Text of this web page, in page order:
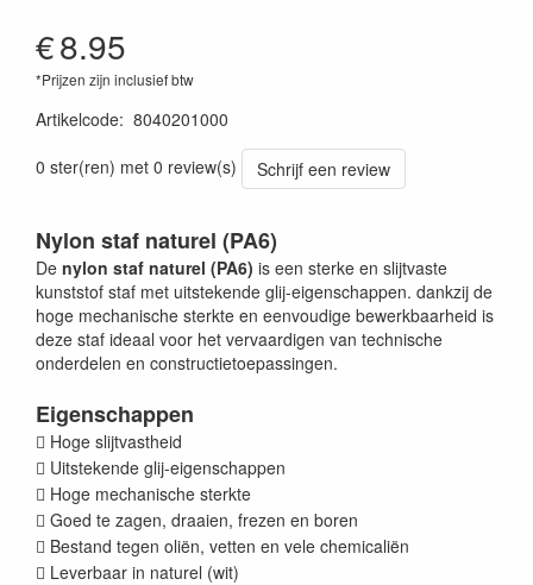
€8.95
*Prijzen zijn inclusief btw
Artikelcode: 8040201000
0 ster(ren) met 0 review(s)
Schrijf een review
Nylon staf naturel (PA6)
De nylon staf naturel (PA6) is een sterke en slijtvaste
kunststof staf met uitstekende glij-eigenschappen. dankzij de
hoge mechanische sterkte en eenvoudige bewerkbaarheid is
deze staf ideaal voor het vervaardigen van technische
onderdelen en constructietoepassingen.
Eigenschappen
 Hoge slijtvastheid
 Uitstekende glij-eigenschappen
 Hoge mechanische sterkte
 Goed te zagen, draaien, frezen en boren
 Bestand tegen oliën, vetten en vele chemicaliën
 Leverbaar in naturel (wit)